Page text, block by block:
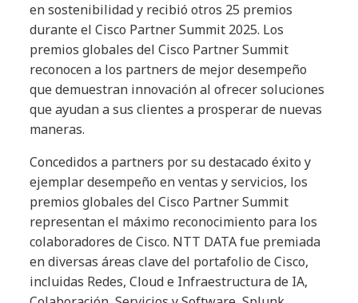
en sostenibilidad y recibió otros 25 premios
durante el Cisco Partner Summit 2025. Los
premios globales del Cisco Partner Summit
reconocen a los partners de mejor desempeño
que demuestran innovación al ofrecer soluciones
que ayudan a sus clientes a prosperar de nuevas
maneras.
Concedidos a partners por su destacado éxito y
ejemplar desempeño en ventas y servicios, los
premios globales del Cisco Partner Summit
representan el máximo reconocimiento para los
colaboradores de Cisco. NTT DATA fue premiada
en diversas áreas clave del portafolio de Cisco,
incluidas Redes, Cloud e Infraestructura de IA,